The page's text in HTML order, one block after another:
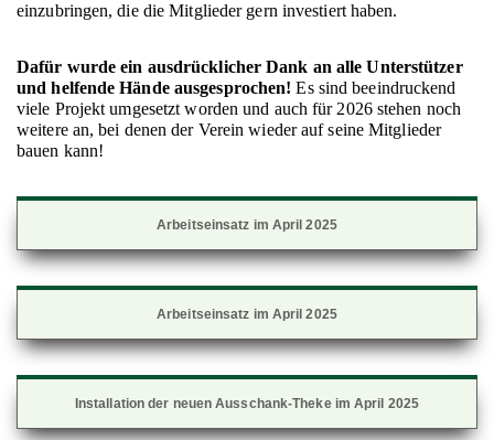
einzubringen, die die Mitglieder gern investiert haben.
Dafür wurde ein ausdrücklicher Dank an alle Unterstützer
und helfende Hände ausgesprochen! Es sind beeindruckend
viele Projekt umgesetzt worden und auch für 2026 stehen noch
weitere an, bei denen der Verein wieder auf seine Mitglieder
bauen kann!
Arbeitseinsatz im April 2025
Arbeitseinsatz im April 2025
Installation der neuen Ausschank-Theke im April 2025